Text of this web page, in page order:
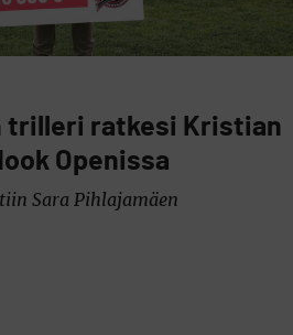
trilleri ratkesi Kristian
Openissa
Sara Pihlajamäen